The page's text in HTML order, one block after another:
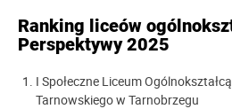
Ranking liceów
Perspektywy 2025
I Społeczne Liceum
Tarnowskiego w Tarnobrzegu